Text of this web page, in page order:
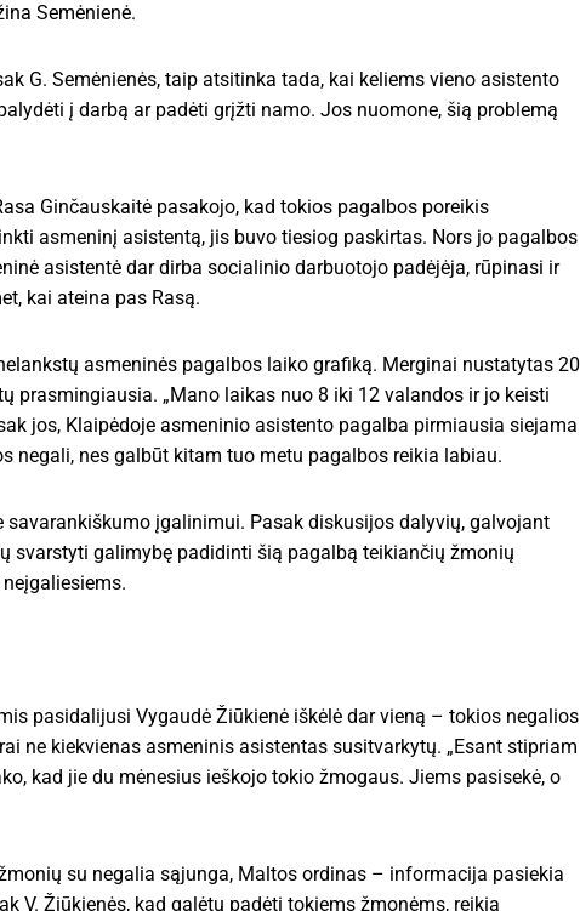
Semėnienė.
G. Semėnienės, taip atsitinka tada, kai keliems vieno asistento
į darbą ar padėti grįžti namo. Jos nuomone, šią problemą
Ginčauskaitė pasakojo, kad tokios pagalbos poreikis
asmeninį asistentą, jis buvo tiesiog paskirtas. Nors jo pagalbos
asistentė dar dirba socialinio darbuotojo padėjėja, rūpinasi ir
kai ateina pas Rasą.
asmeninės pagalbos laiko grafiką. Merginai nustatytas 20
prasmingiausia. „Mano laikas nuo 8 iki 12 valandos ir jo keisti
jos, Klaipėdoje asmeninio asistento pagalba pirmiausia siejama
negali, nes galbūt kitam tuo metu pagalbos reikia labiau.
įgalinimui. Pasak diskusijos dalyvių, galvojant
svarstyti galimybę padidinti šią pagalbą teikiančių žmonių
pasidalijusi Vygaudė Žiūkienė iškėlė dar vieną – tokios negalios
ne kiekvienas asmeninis asistentas susitvarkytų. „Esant stipriam
kad jie du mėnesius ieškojo tokio žmogaus. Jiems pasisekė, o
su negalia sąjunga, Maltos ordinas – informacija pasiekia
V. Žiūkienės, kad galėtų padėti tokiems žmonėms, reikia